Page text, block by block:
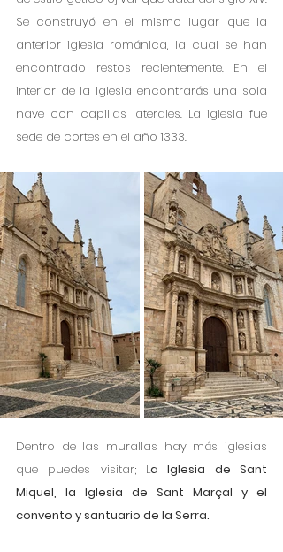
Se construyó en el mismo lugar que la
anterior iglesia románica, la cual se han
encontrado restos recientemente. En el
interior de la iglesia encontrarás una sola
nave con capillas laterales. La iglesia fue
sede de cortes en el año 1333.
Dentro de las murallas hay más iglesias
que puedes visitar; La Iglesia de Sant
Miquel, la Iglesia de Sant Marçal y el
convento y santuario de la Serra.